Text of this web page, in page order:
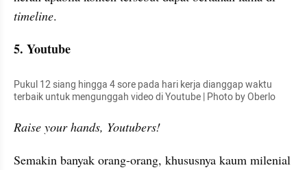
timeline.
5. Youtube
Pukul 12 siang hingga 4 sore pada hari kerja dianggap waktu
terbaik untuk mengunggah video di Youtube | Photo by Oberlo
Raise your hands, Youtubers!
Semakin banyak orang-orang, khususnya kaum milenial